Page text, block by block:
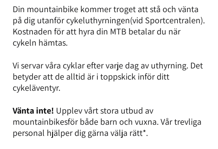
Din mountainbike kommer troget att stå och vänta
på dig utanför cykeluthyrningen(vid Sportcentralen).
Kostnaden för att hyra din MTB betalar du när
cykeln hämtas.
Vi servar våra cyklar efter varje dag av uthyrning. Det
betyder att de alltid är i toppskick inför ditt
cykeläventyr.
Vänta inte! Upplev vårt stora utbud av
mountainbikesför både barn och vuxna. Vår trevliga
personal hjälper dig gärna välja rätt*.